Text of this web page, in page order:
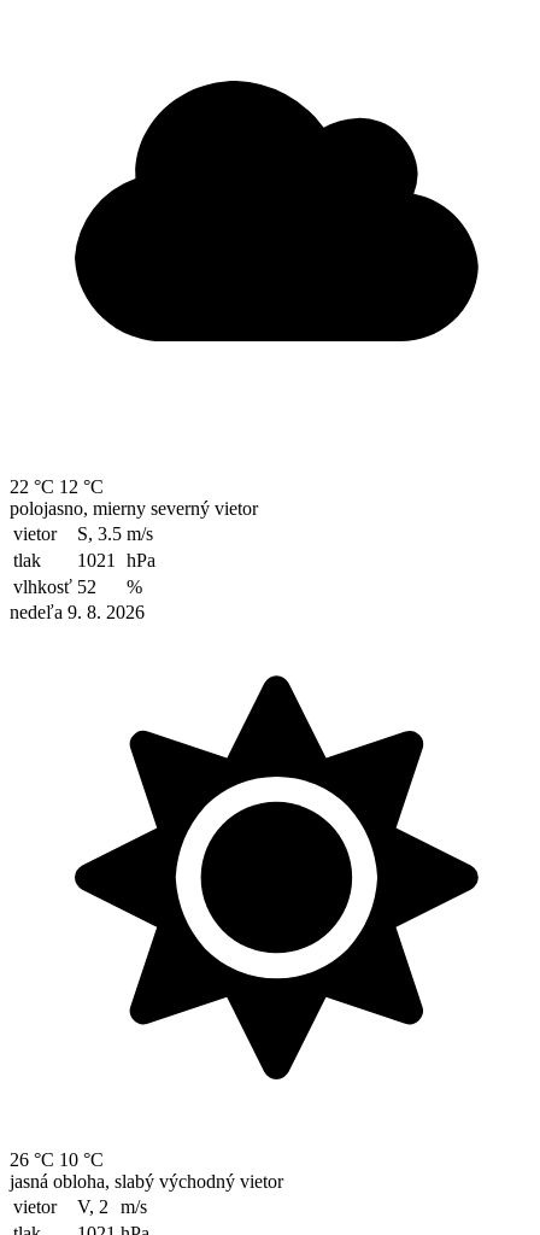
22 °C 12 °C
polojasno, mierny severný vietor
vietor
S, 3.5 m/s
tlak
1021
hPa
vlhkosť 52
%
nedeľa 9. 8. 2026
26 °C 10 °C
jasná obloha, slabý východný vietor
vietor
V, 2
m/s